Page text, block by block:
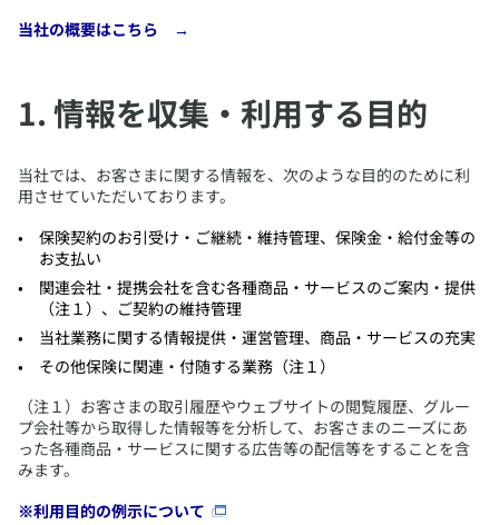
​当社の概要はこちら →
​1. 情報を収集・利用する目的
​当社では、お客さまに関する情報を、次のような目的のために利
用させていただいております。
​保険契約のお引受け・ご継続・維持管理、保険金・給付金等の
お支払い
​関連会社・提携会社を含む各種商品・サービスのご案内・提供
（注１）、ご契約の維持管理
​当社業務に関する情報提供・運営管理、商品・サービスの充実
​その他保険に関連・付随する業務（注１）
​（注１）お客さまの取引履歴やウェブサイトの閲覧履歴、グルー
プ会社等から取得した情報等を分析して、お客さまのニーズにあ
った各種商品・サービスに関する広告等の配信等をすることを含
みます。
​※利用目的の例示について